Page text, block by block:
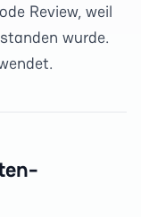
Review, weil
wurde.